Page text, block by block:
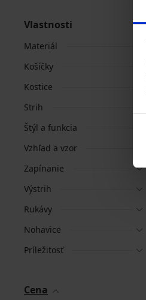
Vlastnosti
Materiál
Košíčky
Kostice
Strih
Štýl a funkcia
Vzhľad a vzor
Zapínanie
Výstrih
Rukávy
Nohavice
Príležitosť
Cena